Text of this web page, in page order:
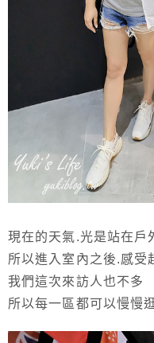
現在的天氣.光是站在戶
所以進入室內之後.感受
我們這次來訪人也不多
所以每一區都可以慢慢